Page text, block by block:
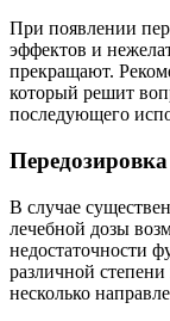
При появлении
эффектов и
прекращают.
который решит
последующего
Передозировка
В случае
лечебной дозы
недостаточности
различной
несколько